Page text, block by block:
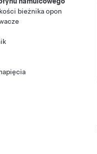
bieżnika opon